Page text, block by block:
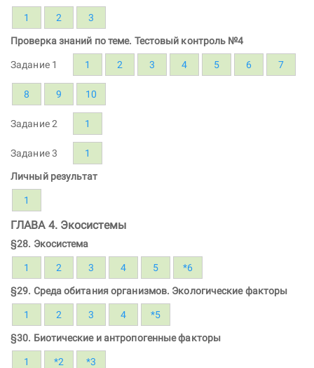
1 2 3
Проверка знаний по теме. Тестовый контроль №4
Задание 1 1 2 3 4 5 6 7
8 9 10
Задание 2 1
Задание 3 1
Личный результат
1
ГЛАВА 4. Экосистемы
§28. Экосистема
1 2 3 4 5 *6
§29. Среда обитания организмов. Экологические факторы
1 2 3 4 *5
§30. Биотические и антропогенные факторы
1 *2 *3